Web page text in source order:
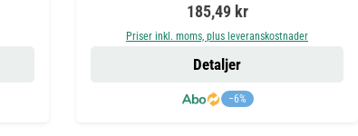
Ordinarie pris:
185,49 kr
Priser inkl. moms, plus leveranskostnader
−6%
Detaljer